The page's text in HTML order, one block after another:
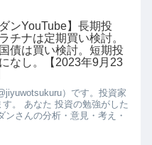
ダンYouTube】長期投
チナは定期買い検討。
債は買い検討。短期投
なし。【2023年9月23
）です。投資家
。 あなた 投資の勉強がした
さんの分析・意見・考え・